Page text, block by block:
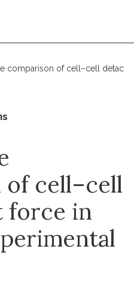
comparison of cell–cell
of cell–cell
force in